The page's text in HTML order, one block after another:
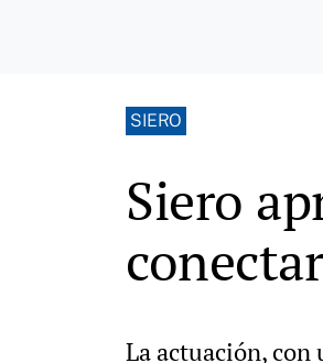
SIERO
Siero
La actuación, con